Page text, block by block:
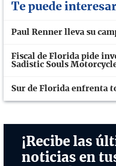
Te puede
Paul Renner lleva su
Fiscal de Florida pide
Sadistic Souls
Sur de Florida enfrenta
¡Recibe las
noticias en